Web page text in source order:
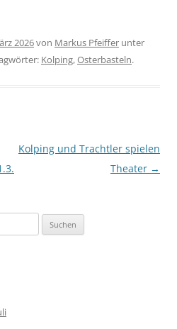
2026von Markus Pfeiffer unter
Kolping,Osterbasteln.
Kolping und Trachtler spielen
Theater →